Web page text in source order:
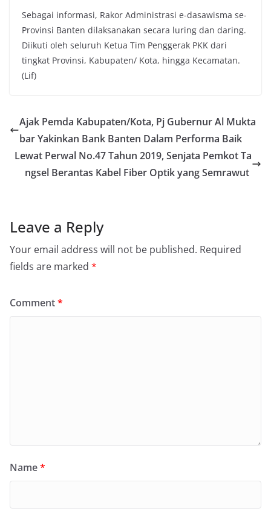
Sebagai informasi, Rakor Administrasi e-dasawisma se-
Provinsi Banten dilaksanakan secara luring dan daring.
Diikuti oleh seluruh Ketua Tim Penggerak PKK dari
tingkat Provinsi, Kabupaten/ Kota, hingga Kecamatan.
(Lif)
Ajak Pemda Kabupaten/Kota, Pj Gubernur Al Mukta
bar Yakinkan Bank Banten Dalam Performa Baik
Lewat Perwal No.47 Tahun 2019, Senjata Pemkot Ta
ngsel Berantas Kabel Fiber Optik yang Semrawut
Leave a Reply
Your email address will not be published. Required
fields are marked *
Comment*
Name*